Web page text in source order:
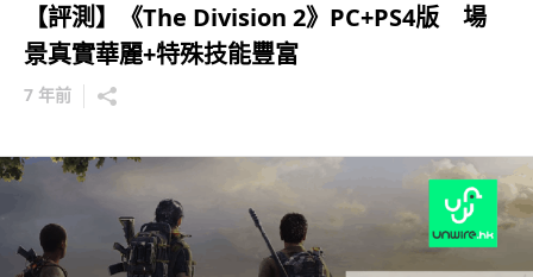
【評測】《The Division 2》PC+PS4版 場
景真實華麗+特殊技能豐富
7 年前